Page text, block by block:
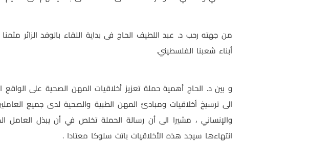
من جهته رحب د. عبد اللطيف الحاج فى بداية اللقاء بالوفد الزائر
أبناء شعبنا الفلسطيني.
و بين د. الحاج أهمية حملة تعزيز أخلاقيات المهن الصحية على
الى ترسيخ أخلاقيات ومبادئ المهن الطبية والصحية لدى جميع
والإنساني ، مشيرا الى أن رسالة الحملة تخلص في أن يبذل
انتهاءها سيجد هذه الأخلاقيات باتت سلوكا معتادا .